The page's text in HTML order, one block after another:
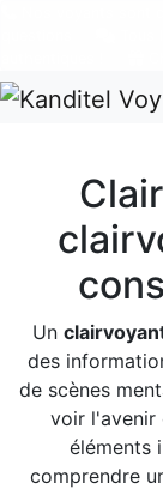
Un
des
de scènes
voir l'avenir
éléments
comprendre